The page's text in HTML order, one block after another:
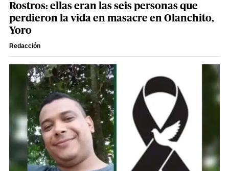
Rostros: ellas eran las seis personas que
perdieron la vida en masacre en Olanchito,
Yoro
Redacción